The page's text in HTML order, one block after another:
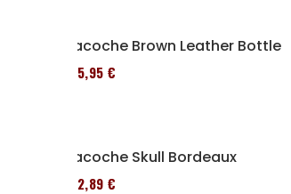
Sacoche Brown Leather Bottle
185,95 €
Sacoche Skull Bordeaux
152,89 €